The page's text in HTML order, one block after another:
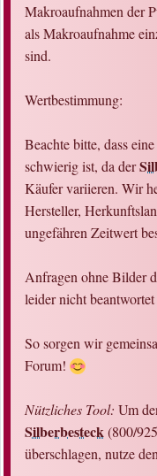
Makroaufnahmen der
als Makroaufnahme
sind.
Wertbestimmung:
Beachte bitte, dass
schwierig ist, da der
Käufer variieren. Wir
Hersteller,
ungefähren Zeitwert
Anfragen ohne Bilder
leider nicht
So sorgen wir
Forum!
Nützliches Tool: Um
Silberbesteck (800/
überschlagen, nutze den